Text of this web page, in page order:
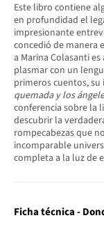
Este libro contiene
en profundidad el
impresionante
concedió de manera
a Marina Colasanti
plasmar con un
primeros cuentos,
quemada y los
conferencia sobre la
descubrir la
rompecabezas que
incomparable
completa a la luz de
Ficha técnica -